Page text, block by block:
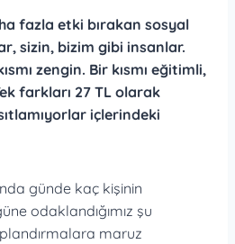
fazla etki bırakan sosyal
sizin, bizim gibi insanlar.
zengin. Bir kısmı eğitimli,
farkları 27 TL olarak
içlerindeki
günde kaç kişinin
odaklandığımız şu
maruz